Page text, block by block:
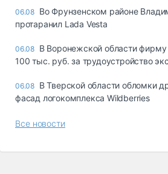
06.08 Во Фрунзенском районе
протаранил Lada Vesta
06.08 В Воронежской области
100 тыс. руб. за трудоустройство
06.08 В Тверской области обломки
фасад логокомплекса Wildberries
Все новости